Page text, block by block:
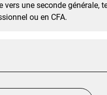
vers une seconde
ou en CFA.